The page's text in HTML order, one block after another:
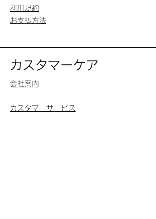
利用規約
お支払方法
カスタマーケア
会社案内
カスタマーサービス